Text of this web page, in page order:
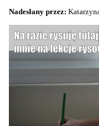
Nadesłany przez: